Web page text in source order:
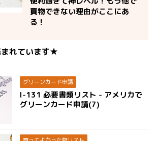
買物できない理由がここにあ
る！
れています★
グリーンカード申請
I-131 必要書類リスト - アメリカで
グリーンカード申請(7)